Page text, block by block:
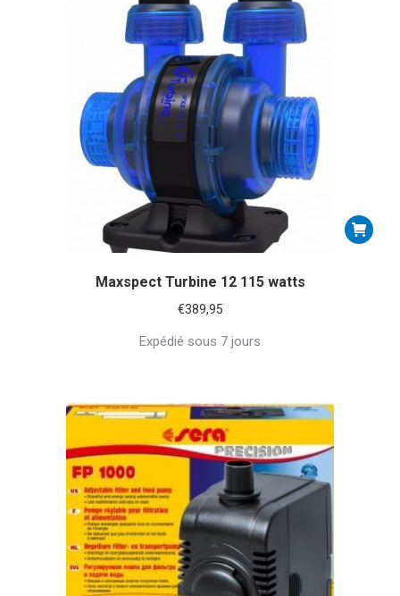
Maxspect Turbine 12 115 watts
€389,95
Expédié sous 7 jours